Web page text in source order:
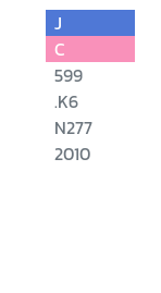
J
C
599
.K6
N277
2010